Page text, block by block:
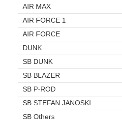
AIR MAX
AIR FORCE 1
AIR FORCE
DUNK
SB DUNK
SB BLAZER
SB P-ROD
SB STEFAN JANOSKI
SB Others